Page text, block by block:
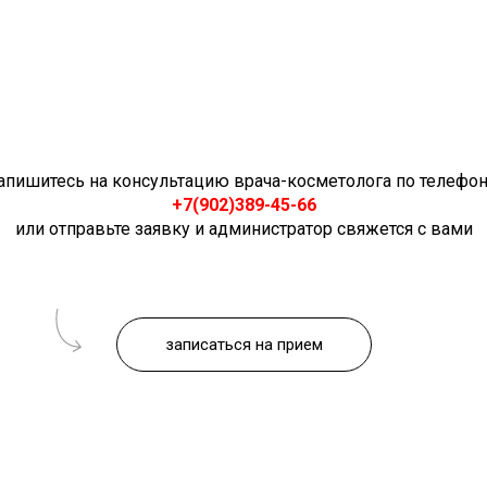
на консультацию врача-косметолога по
+7(902)389-45-66
или отправьте заявку и администратор свяжется с вами
записаться на прием